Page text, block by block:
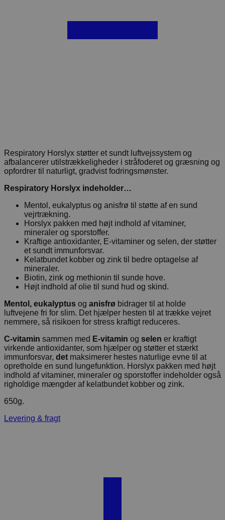
Respiratory Horslyx støtter et sundt luftvejssystem og
afbalancerer utilstrækkeligheder i stråfoderet og græsning og
opfordrer til naturligt, gradvist fodringsmønster.
Respiratory Horslyx indeholder…
Mentol, eukalyptus og anisfrø til støtte af en sund
vejrtrækning.
Horslyx pakken med højt indhold af vitaminer,
mineraler og sporstoffer.
Kraftige antioxidanter, E-vitaminer og selen, der støtter
et sundt immunforsvar.
Kelatbundet kobber og zink til bedre optagelse af
mineraler.
Biotin, zink og methionin til sunde hove.
Højt indhold af olie til sund hud og skind.
Mentol, eukalyptus og anisfrø bidrager til at holde
luftvejene fri for slim. Det hjælper hesten til at trække vejret
nemmere, så risikoen for stress kraftigt reduceres.
C-vitamin sammen med E-vitamin og selen er kraftigt
virkende antioxidanter, som hjælper og støtter et stærkt
immunforsvar, det maksimerer hestes naturlige evne til at
opretholde en sund lungefunktion. Horslyx pakken med højt
indhold af vitaminer, mineraler og sporstoffer indeholder også
righoldige mængder af kelatbundet kobber og zink.
650g.
Levering & fragt